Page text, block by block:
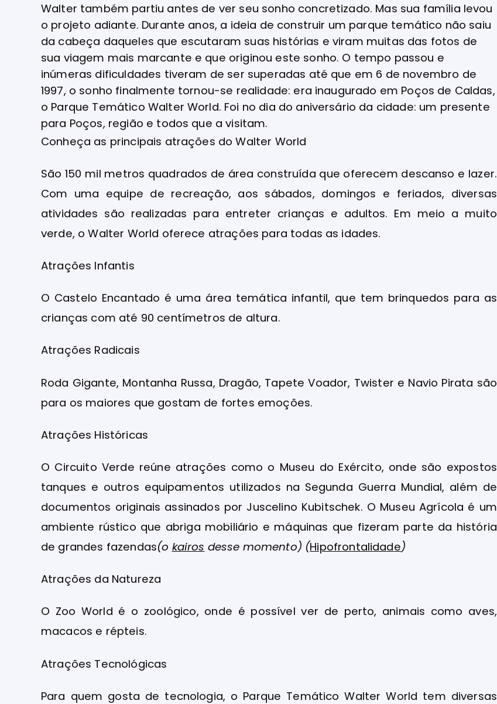
Walter também partiu antes de ver seu sonho concretizado. Mas sua família levou
o projeto adiante. Durante anos, a ideia de construir um parque temático não saiu
da cabeça daqueles que escutaram suas histórias e viram muitas das fotos de
sua viagem mais marcante e que originou este sonho. O tempo passou e
inúmeras dificuldades tiveram de ser superadas até que em 6 de novembro de
1997, o sonho finalmente tornou-se realidade: era inaugurado em Poços de Caldas,
o Parque Temático Walter World. Foi no dia do aniversário da cidade: um presente
para Poços, região e todos que a visitam.
Conheça as principais atrações do Walter World
São 150 mil metros quadrados de área construída que oferecem descanso e lazer.
Com uma equipe de recreação, aos sábados, domingos e feriados, diversas
atividades são realizadas para entreter crianças e adultos. Em meio a muito
verde, o Walter World oferece atrações para todas as idades.
Atrações Infantis
O Castelo Encantado é uma área temática infantil, que tem brinquedos para as
crianças com até 90 centímetros de altura.
Atrações Radicais
Roda Gigante, Montanha Russa, Dragão, Tapete Voador, Twister e Navio Pirata são
para os maiores que gostam de fortes emoções.
Atrações Históricas
O Circuito Verde reúne atrações como o Museu do Exército, onde são expostos
tanques e outros equipamentos utilizados na Segunda Guerra Mundial, além de
documentos originais assinados por Juscelino Kubitschek. O Museu Agrícola é um
ambiente rústico que abriga mobiliário e máquinas que fizeram parte da história
de grandes fazendas(o kairos desse momento) (Hipofrontalidade)
Atrações da Natureza
O Zoo World é o zoológico, onde é possível ver de perto, animais como aves,
macacos e répteis.
Atrações Tecnológicas
Para quem gosta de tecnologia, o Parque Temático Walter World tem diversas